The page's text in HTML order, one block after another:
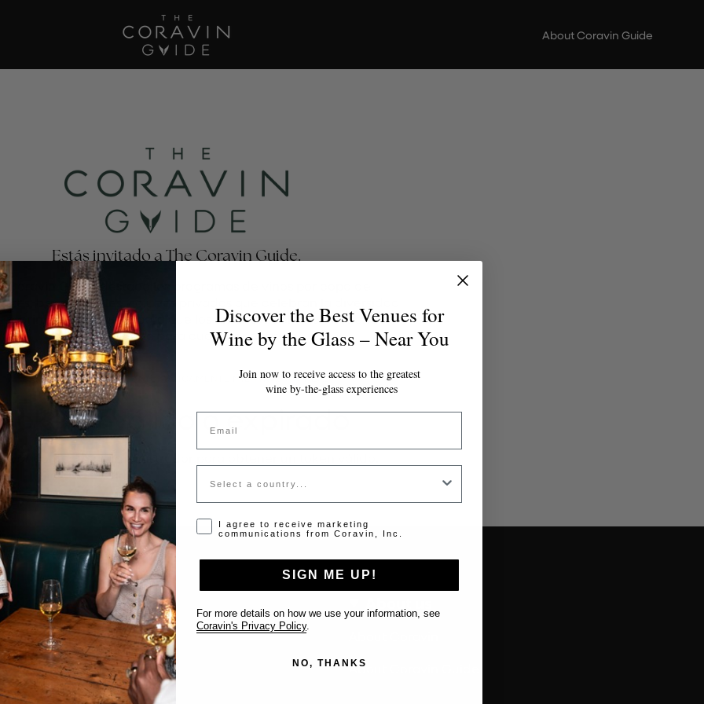
About Coravin Guide
Estás invitado a The Coravin Guide.
Coravin Guide destaca los programas de vinos por copa de
bares, hoteles y clubes privados que celebran la diversidad
del vino, para que los amantes del vino encuentren
la copa perfecta para cualquier ocasión.
~10 MINUTOSGUARDA AUTOMÁTICAMENTE MIENTRAS AVANZAS
Token inválido o expirado
contacta al administrador para obtener un token válido.
Support
Contact us
List Your Venue
FAQ’s
About Coravin Guide
Discover the Best Venues for
Wine by the Glass – Near You
Join now to receive access to the greatest
wine by-the-glass experiences
Email
Country
Opt-in disclaimer
I agree to receive marketing
communications from Coravin, Inc.
SIGN ME UP!
For more details on how we use your information, see
Coravin's Privacy Policy
NO, THANKS